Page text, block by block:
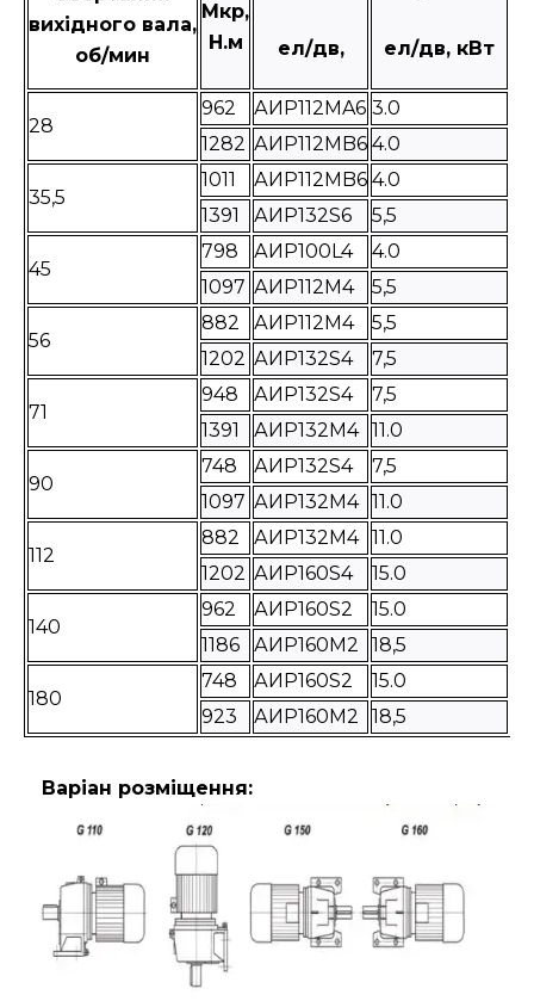
вихідного вала,
об/мин
Мкр,
Н.м
ел/дв, ел/дв, кВт
28
962 АИР112MA6 3.0
1282 АИР112MB6 4.0
35,5
1011 АИР112MB6 4.0
1391
АИР132S6 5,5
45
798 АИР100L4 4.0
1097 АИР112M4 5,5
56
882 АИР112M4 5,5
1202 АИР132S4 7,5
71
948 АИР132S4 7,5
1391
АИР132M4 11.0
90
748 АИР132S4 7,5
1097 АИР132M4 11.0
112
882 АИР132M4 11.0
1202 АИР160S4 15.0
140
962 АИР160S2 15.0
1186
АИР160M2 18,5
180
748 АИР160S2 15.0
923
АИР160M2 18,5
Варіан розміщення: